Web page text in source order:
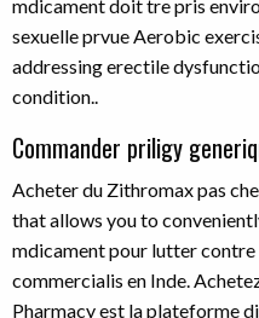
mdicament doit tre pris
sexuelle prvue Aerobic
addressing erectile
condition..
Commander priligy
Acheter du Zithromax pas
that allows you to
mdicament pour lutter contre
commercialis en Inde.
Pharmacy est la plateforme